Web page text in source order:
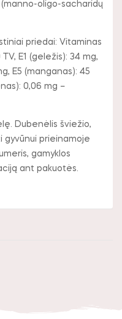
oligo-sacharidų
priedai: Vitaminas
E1 (geležis): 34 mg,
E5 (manganas): 45
0,06 mg –
Dubenėlis šviežio,
gyvūnui prieinamoje
gamyklos
ant pakuotės.